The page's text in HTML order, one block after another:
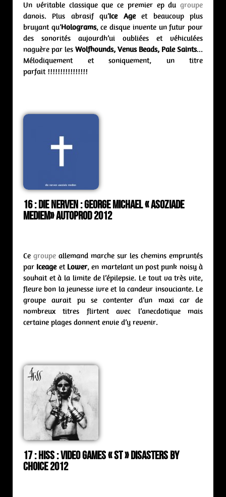
Un véritable classique que ce premier ep du groupe
danois. Plus abrasif qu’Ice Ageet beaucoup plus
bruyant qu’Holograms, ce disque invente un futur pour
des sonorités aujourdh’ui oubliées et véhiculées
naguère par les Wolfhounds, Venus Beads, Pale Saints…
Mélodiquement et soniquement, un titre
parfait !!!!!!!!!!!!!!!!
16 : Die Nerven : George Michael « Asoziade
Mediem» Autoprod 2012
Ce groupe allemand marche sur les chemins empruntés
par Iceageet Lower, en martelant un post punk noisy à
souhait et à la limite de l’épilepsie. Le tout va très vite,
fleure bon la jeunesse ivre et la candeur insouciante. Le
groupe aurait pu se contenter d’un maxi car de
nombreux titres flirtent avec l’anecdotique mais
certaine plages donnent envie d’y revenir.
17 : Hiss : video games « st » Disasters By
Choice 2012